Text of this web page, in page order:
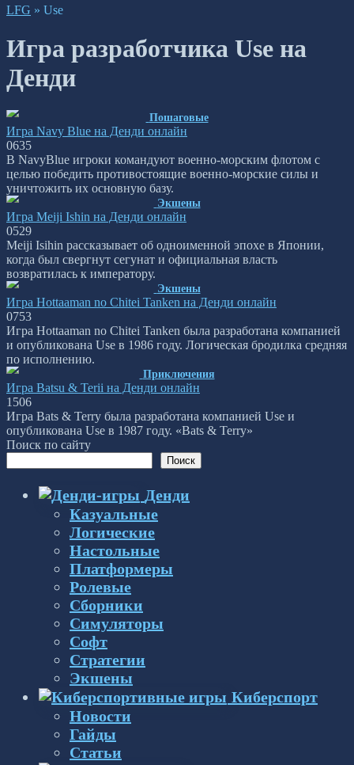
LFG » Use
Игра разработчика Use на
Денди
Пошаговые
Игра Navy Blue на Денди онлайн
0635
В NavyBlue игроки командуют военно-морским флотом с
целью победить противостоящие военно-морские силы и
уничтожить их основную базу.
Экшены
Игра Meiji Ishin на Денди онлайн
0529
Meiji Isihin рассказывает об одноименной эпохе в Японии,
когда был свергнут сегунат и официальная власть
возвратилась к императору.
Экшены
Игра Hottaaman no Chitei Tanken на Денди онлайн
0753
Игра Hottaaman no Chitei Tanken была разработана компанией
и опубликована Use в 1986 году. Логическая бродилка средняя
по исполнению.
Приключения
Игра Batsu & Terii на Денди онлайн
1 506
Игра Bats & Terry была разработана компанией Use и
опубликована Use в 1987 году. «Bats & Terry»
Поиск по сайту
Поиск
Денди
Казуальные
Логические
Настольные
Платформеры
Ролевые
Сборники
Симуляторы
Софт
Стратегии
Экшены
Киберспорт
Новости
Гайды
Статьи